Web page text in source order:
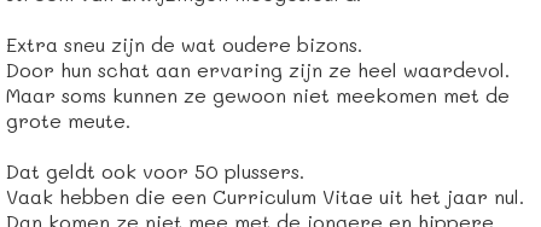
Extra sneu zijn de wat oudere bizons.
Door hun schat aan ervaring zijn ze heel waardevol.
Maar soms kunnen ze gewoon niet meekomen met de
grote meute.
Dat geldt ook voor 50 plussers.
Vaak hebben die een Curriculum Vitae uit het jaar nul.
Dan komen ze niet mee met de jongere en hippere